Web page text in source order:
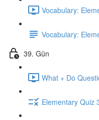
Vocabulary:
Vocabulary:
39. Gün
What + Do
Elementary Quiz